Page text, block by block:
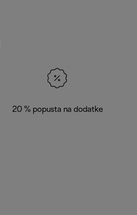
20 % popusta na dodatke